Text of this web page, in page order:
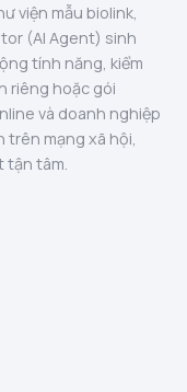
viện mẫu biolink,
(AI Agent) sinh
tính năng, kiểm
riêng hoặc gói
và doanh nghiệp
trên mạng xã hội,
tâm.